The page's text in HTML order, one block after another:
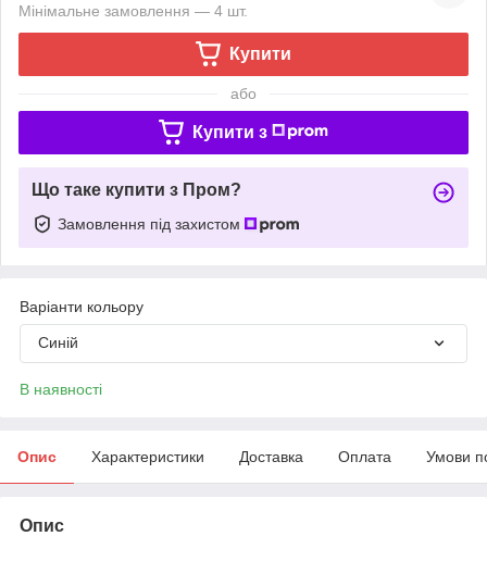
Мінімальне замовлення — 4 шт.
Купити
або
Купити з
Що таке купити з Пром?
Замовлення під захистом
Варіанти кольору
Синій
В наявності
Опис Характеристики Доставка Оплата Умови
Опис